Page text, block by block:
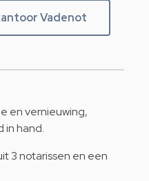
Vadenot
en vernieuwing,
in hand.
3 notarissen en een